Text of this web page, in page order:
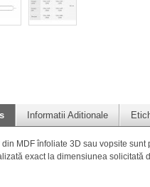
Informatii Aditionale
MDF înfoliate 3D sau vopsite
exact la dimensiunea solicitată